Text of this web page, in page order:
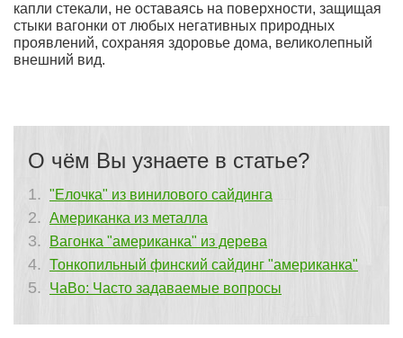
капли стекали, не оставаясь на поверхности, защищая
стыки вагонки от любых негативных природных
проявлений, сохраняя здоровье дома, великолепный
внешний вид.
О чём Вы узнаете в статье?
"Елочка" из винилового сайдинга
Американка из металла
Вагонка "американка" из дерева
Тонкопильный финский сайдинг "американка"
ЧаВо: Часто задаваемые вопросы